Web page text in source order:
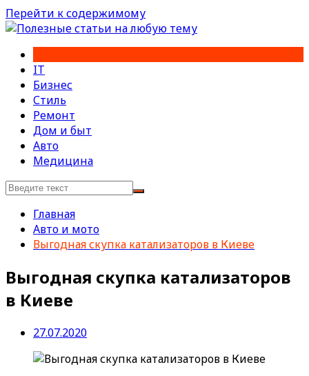
Перейти к содержимому
IT
Бизнес
Стиль
Ремонт
Дом и быт
Авто
Медицина
Главная
Авто и мото
Выгодная скупка катализаторов в Киеве
Выгодная скупка катализаторов
в Киеве
27.07.2020